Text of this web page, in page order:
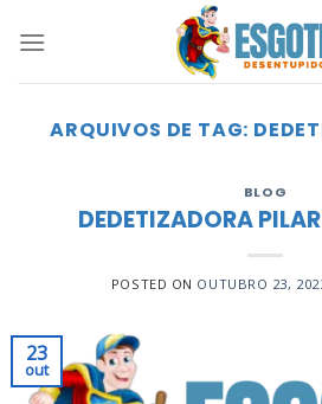
ARQUIVOS DE TAG:
BLOG
DEDETIZADORA
POSTED ON OUTUBRO 23,
23
out